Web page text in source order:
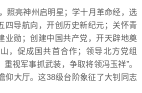
亮神州启明星；学十月革命经，选
四导航向，开创历史新纪元；关怀青
业勋；创建中国共产党，开天辟地奠
，促成国共首合作；领导北方党组
视军事抓武装，争取将领冯玉祥”。
仰大厅。这38级台阶象征了大钊同志